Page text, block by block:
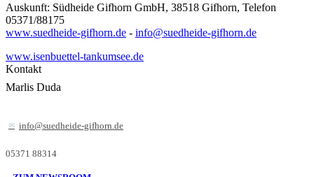
Auskunft: Südheide Gifhorn GmbH, 38518 Gifhorn, Telefon
05371/88175
www.suedheide-gifhorn.de - info@suedheide-gifhorn.de
www.isenbuettel-tankumsee.de
Kontakt
Marlis Duda
info@suedheide-gifhorn.de
05371 88314